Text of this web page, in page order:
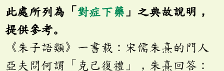
此處所列為「 對症下藥 」之典故說明，
提供參考。
《朱子語類》一書載：宋儒朱熹的門人
亞夫問何謂「克己復禮」，朱熹回答：